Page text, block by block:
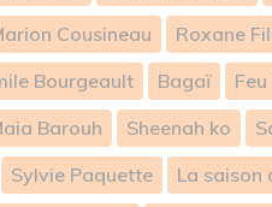
Cousineau
Roxane
Bourgeault Bagaï
Barouh Sheenah ko
Sylvie Paquette
La saison